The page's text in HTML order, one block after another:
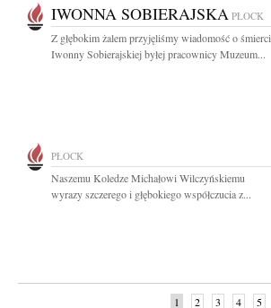
IWONNA SOBIERAJSKA PŁOCK
Z głębokim żalem przyjęliśmy wiadomość o śmierci
Iwonny Sobierajskiej byłej pracownicy Muzeum...
PŁOCK
Naszemu Koledze Michałowi Wilczyńskiemu
wyrazy szczerego i głębokiego współczucia z...
1 2 3 4 5